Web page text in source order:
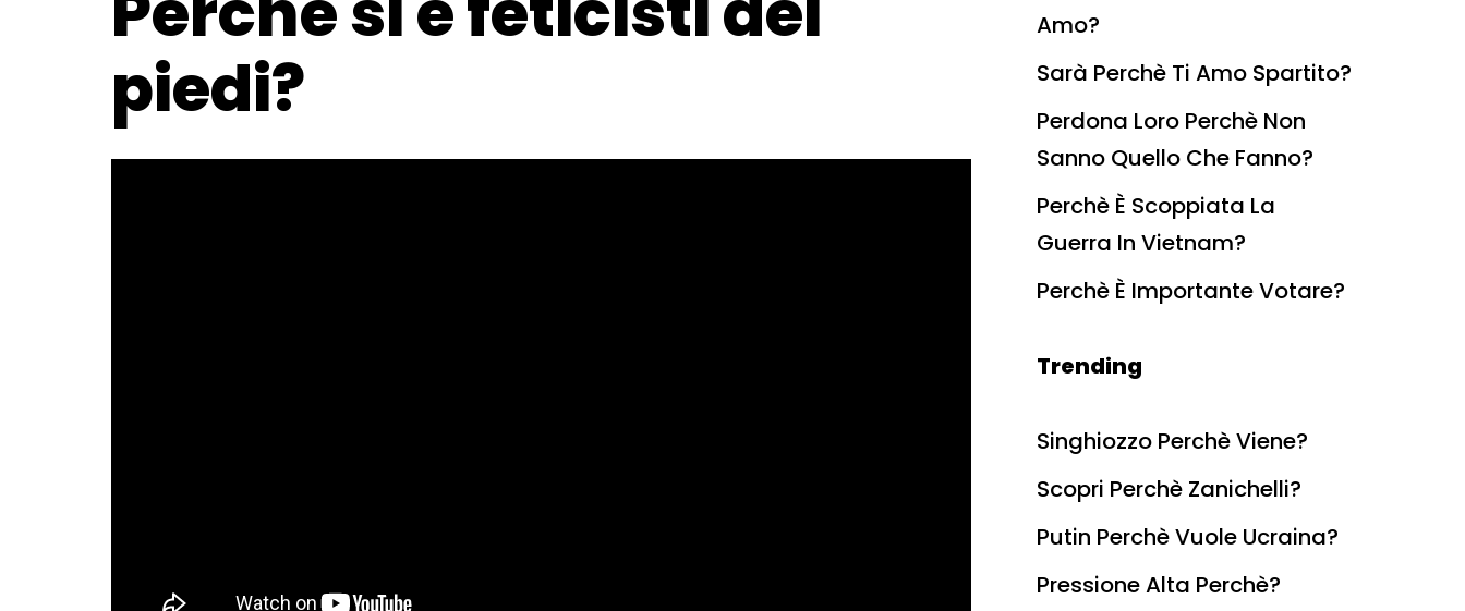
piedi?
Amo?
Sarà Perchè Ti Amo Spartito?
Perdona Loro Perchè Non
Sanno Quello Che Fanno?
Perchè È Scoppiata La
Guerra In Vietnam?
Perchè È Importante Votare?
Trending
Singhiozzo Perchè Viene?
Scopri Perchè Zanichelli?
Putin Perchè Vuole Ucraina?
Pressione Alta Perchè?